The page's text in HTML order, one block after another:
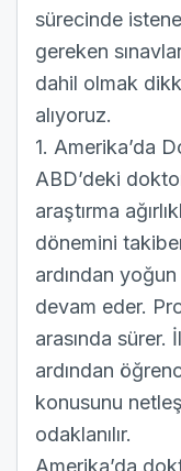
sürecinde
gereken
dahil olmak
alıyoruz.
1. Amerika’da
ABD’deki
araştırma
dönemini
ardından
devam eder.
arasında sürer.
ardından
konusunu
odaklanılır.
Amerika’da